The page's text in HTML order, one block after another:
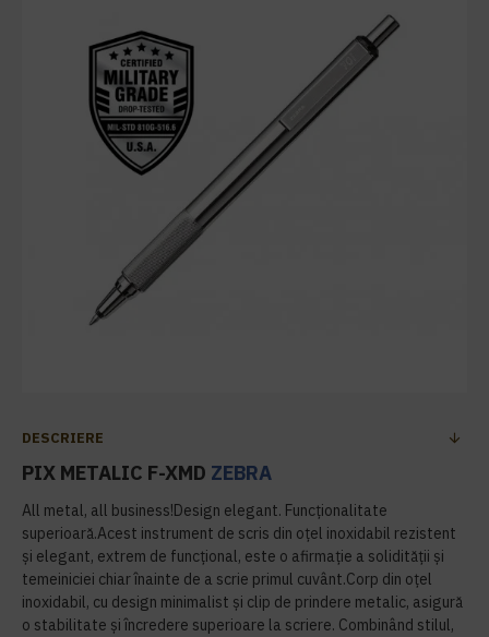
DESCRIERE
PIX METALIC F-XMD ZEBRA
All metal, all business!Design elegant. Funcționalitate
superioară.Acest instrument de scris din oțel inoxidabil rezistent
și elegant, extrem de funcțional, este o afirmație a solidității și
temeiniciei chiar înainte de a scrie primul cuvânt.Corp din oțel
inoxidabil, cu design minimalist și clip de prindere metalic, asigură
o stabilitate și încredere superioare la scriere. Combinând stilul,